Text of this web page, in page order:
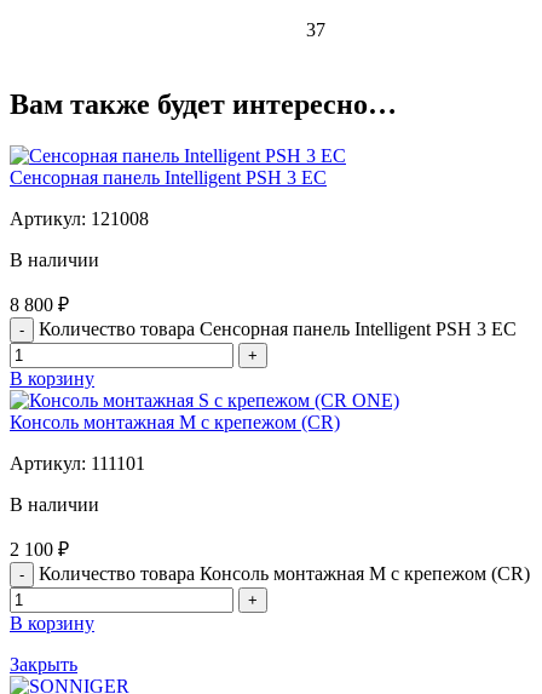
37
Вам также будет интересно…
Сенсорная панель Intelligent PSH 3 ЕC
Артикул: 121008
В наличии
8 800 ₽
Количество товара Сенсорная панель Intelligent PSH 3 ЕC
В корзину
Консоль монтажная М c крепежом (CR)
Артикул: 111101
В наличии
2 100 ₽
Количество товара Консоль монтажная М c крепежом (CR)
В корзину
Закрыть